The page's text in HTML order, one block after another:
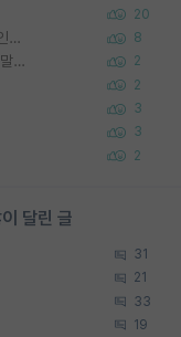
20
박사진학하기에 2억은 괜찮은 (?) 정도의 경제력인가요 8
타대학원 컨텍 준비중인데, 지도교수님께는 언제 말씀드려야 할까요? 2
2
3
3
2
달린 글
31
21
33
19